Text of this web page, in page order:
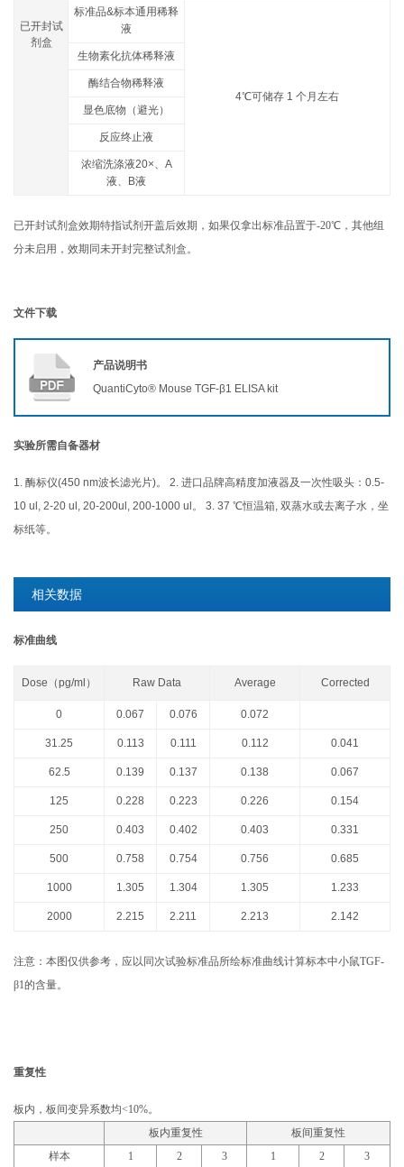
已开封试
剂盒
标准品&标本通用稀释
液
4℃可储存 1 个月左右
生物素化抗体稀释液
酶结合物稀释液
显色底物（避光）
反应终止液
浓缩洗涤液20×、A
液、B液
已开封试剂盒效期特指试剂开盖后效期，如果仅拿出标准品置于-20℃，其他组
分未启用，效期同未开封完整试剂盒。
文件下载
产品说明书
QuantiCyto® Mouse TGF-β1 ELISA kit
实验所需自备器材
1. 酶标仪(450 nm波长滤光片)。 2. 进口品牌高精度加液器及一次性吸头：0.5-
10 ul, 2-20 ul, 20-200ul, 200-1000 ul。 3. 37 ℃恒温箱, 双蒸水或去离子水，坐
标纸等。
相关数据
标准曲线
Dose（pg/ml） Raw Data Average Corrected
0 0.067 0.076 0.072
31.25 0.113 0.111 0.112 0.041
62.5 0.139 0.137 0.138 0.067
125 0.228 0.223 0.226 0.154
250 0.403 0.402 0.403 0.331
500 0.758 0.754 0.756 0.685
1000 1.305 1.304 1.305 1.233
2000 2.215 2.211 2.213 2.142
注意：本图仅供参考，应以同次试验标准品所绘标准曲线计算标本中小鼠TGF-
β1的含量。
重复性
板内，板间变异系数均<10%。
板内重复性
板间重复性
样本
1 2 3 1 2 3